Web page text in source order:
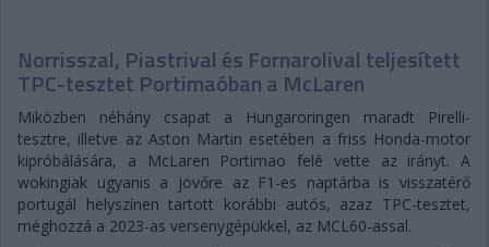
Norrisszal, Piastrival és Fornarolival teljesített
TPC-tesztet Portimaóban a McLaren
Miközben néhány csapat a Hungaroringen maradt Pirelli-
tesztre, illetve az Aston Martin esetében a friss Honda-motor
kipróbálására, a McLaren Portimao felé vette az irányt. A
wokingiak ugyanis a jövőre az F1-es naptárba is visszatérő
portugál helyszínen tartott korábbi autós, azaz TPC-tesztet,
méghozzá a 2023-as versenygépükkel, az MCL60-assal.